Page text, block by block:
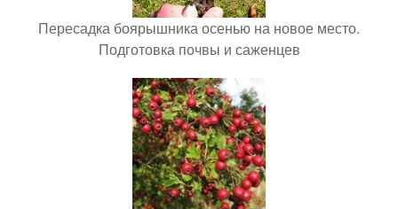
Пересадка боярышника осенью на новое место.
Подготовка почвы и саженцев